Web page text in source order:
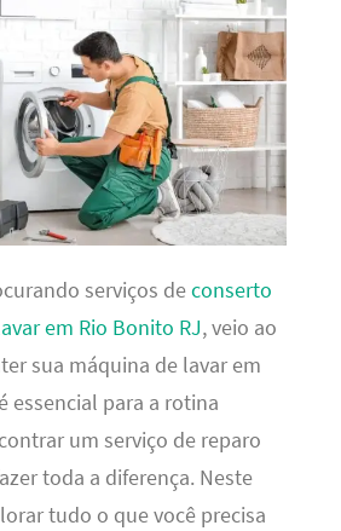
serviços deconserto
em Rio Bonito RJ, veio ao
sua máquina de lavar em
essencial para a rotina
um serviço de reparo
toda a diferença. Neste
tudo o que você precisa